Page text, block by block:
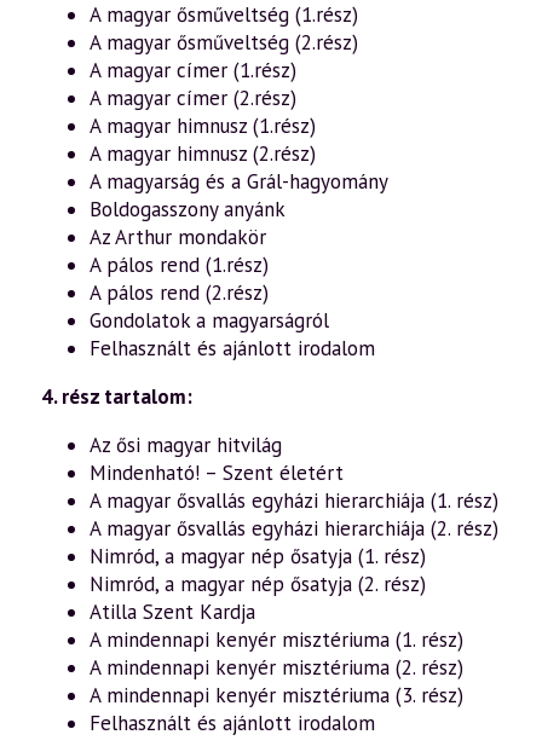
A magyar ősműveltség (1.rész)
A magyar ősműveltség (2.rész)
A magyar címer (1.rész)
A magyar címer (2.rész)
A magyar himnusz (1.rész)
A magyar himnusz (2.rész)
A magyarság és a Grál-hagyomány
Boldogasszony anyánk
Az Arthur mondakör
A pálos rend (1.rész)
A pálos rend (2.rész)
Gondolatok a magyarságról
Felhasznált és ajánlott irodalom
4. rész tartalom:
Az ősi magyar hitvilág
Mindenható! – Szent életért
A magyar ősvallás egyházi hierarchiája (1. rész)
A magyar ősvallás egyházi hierarchiája (2. rész)
Nimród, a magyar nép ősatyja (1. rész)
Nimród, a magyar nép ősatyja (2. rész)
Atilla Szent Kardja
A mindennapi kenyér misztériuma (1. rész)
A mindennapi kenyér misztériuma (2. rész)
A mindennapi kenyér misztériuma (3. rész)
Felhasznált és ajánlott irodalom